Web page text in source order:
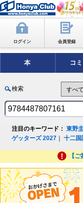
ログイン 会員登録
本 コ
検索
注目のキーワード： 東野
ゲッターズ 2027 ｜十二国
【